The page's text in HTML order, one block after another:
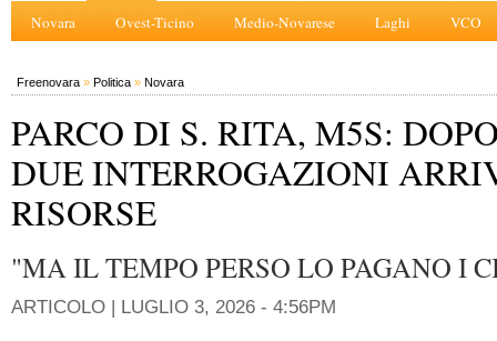
Novara Ovest-Ticino Medio-Novarese Laghi VCO
Freenovara » Politica » Novara
PARCO DI S. RITA, M5S:
DUE INTERROGAZIONI
RISORSE
"MA IL TEMPO PERSO LO PAGANO I
ARTICOLO | LUGLIO 3, 2026 - 4:56PM